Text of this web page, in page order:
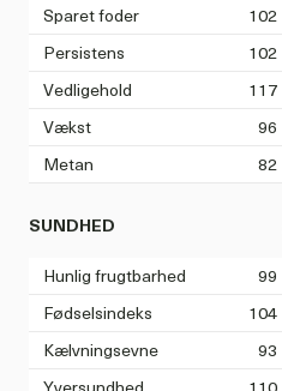
Sparet foder
102
Persistens
102
Vedligehold
117
Vækst
96
Metan
82
SUNDHED
Hunlig frugtbarhed
99
Fødselsindeks
104
Kælvningsevne
93